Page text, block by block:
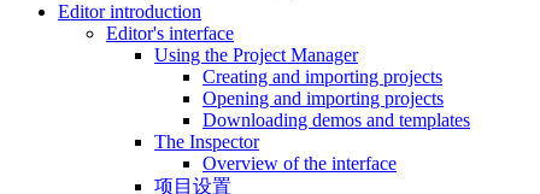
Editor introduction
Editor's interface
Using the Project Manager
Creating and importing projects
Opening and importing projects
Downloading demos and templates
The Inspector
Overview of the interface
项目设置